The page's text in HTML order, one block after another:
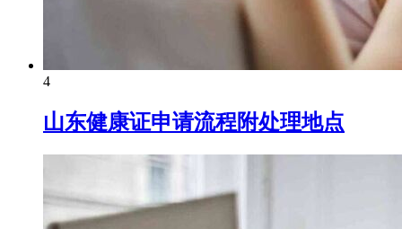
4
山东健康证申请流程附处理地点